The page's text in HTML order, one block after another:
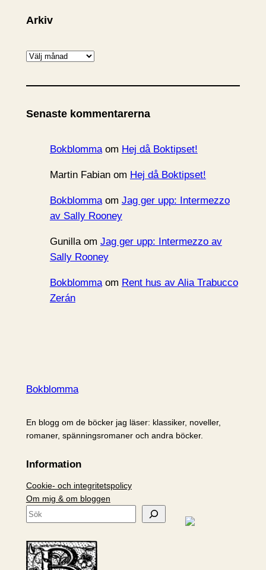
Arkiv
A
k
v
Senaste kommentarerna
Bokblommaom Hej då Boktipset!
Martin Fabianom Hej då Boktipset!
Bokblommaom Jag ger upp: Intermezzo
av Sally Rooney
Gunillaom Jag ger upp: Intermezzo av
Sally Rooney
Bokblommaom Rent hus av Alia Trabucco
Zerán
Bokblomma
En blogg om de böcker jag läser: klassiker, noveller,
romaner, spänningsromaner och andra böcker.
Information
Cookie- och integritetspolicy
Om mig & om bloggen
S
k